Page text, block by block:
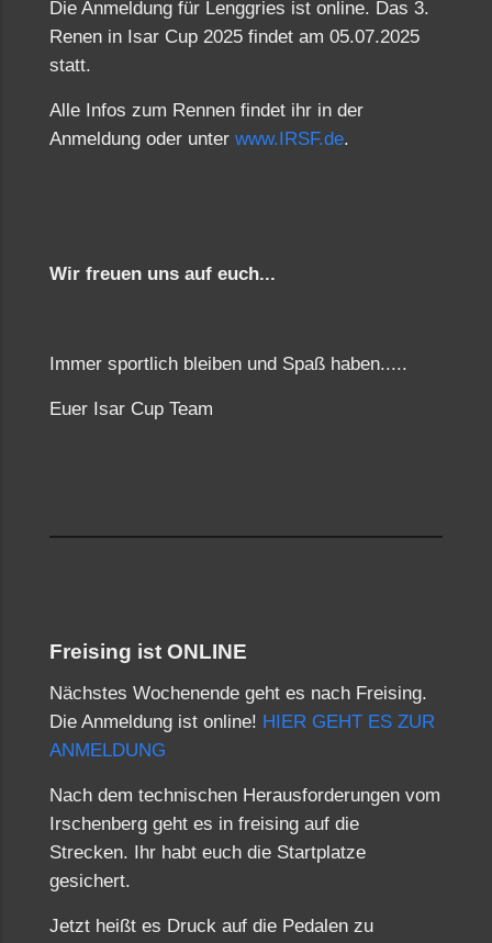
Die Anmeldung für Lenggries ist online. Das 3.
Renen in Isar Cup 2025 findet am 05.07.2025
statt.
Alle Infos zum Rennen findet ihr in der
Anmeldung oder unter www.IRSF.de.
Wir freuen uns auf euch...
Immer sportlich bleiben und Spaß haben.....
Euer Isar Cup Team
Freising ist ONLINE
Nächstes Wochenende geht es nach Freising.
Die Anmeldung ist online! HIER GEHT ES ZUR
ANMELDUNG
Nach dem technischen Herausforderungen vom
Irschenberg geht es in freising auf die
Strecken. Ihr habt euch die Startplatze
gesichert.
Jetzt heißt es Druck auf die Pedalen zu